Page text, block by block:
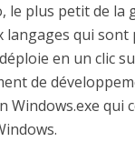
le plus petit de
qui
en un clic
de
qui